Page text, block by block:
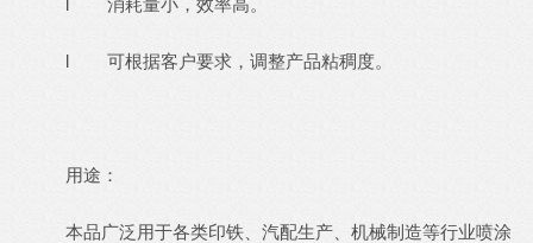
l 消耗量小，效率高。
l 可根据客户要求，调整产品粘稠度。
用途：
本品广泛用于各类印铁、汽配生产、机械制造等行业喷涂